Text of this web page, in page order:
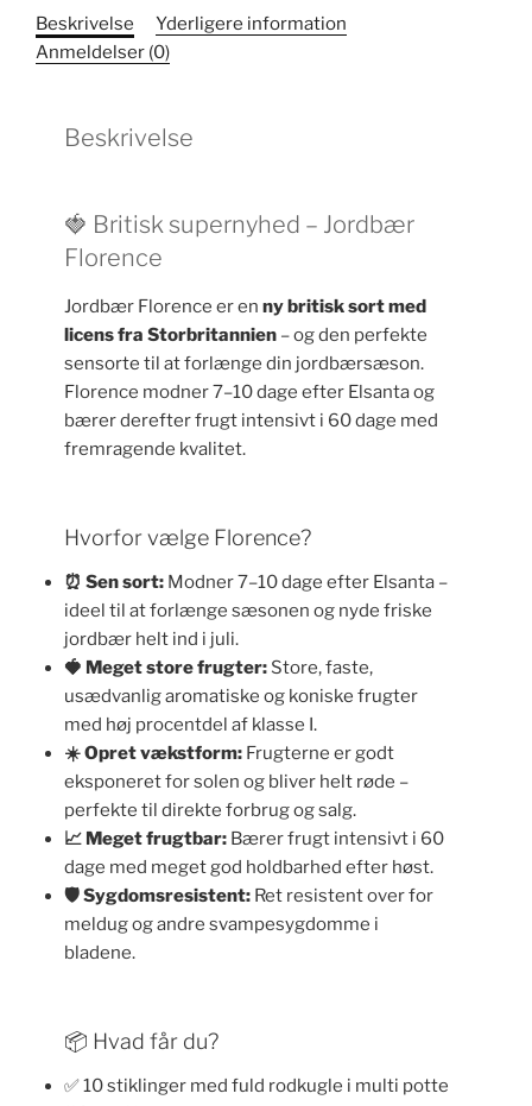
Beskrivelse
Yderligere information
Anmeldelser (0)
Beskrivelse
🍓 Britisk supernyhed – Jordbær
Florence
Jordbær Florence er en ny britisk sort med
licens fra Storbritannien – og den perfekte
sensorte til at forlænge din jordbærsæson.
Florence modner 7–10 dage efter Elsanta og
bærer derefter frugt intensivt i 60 dage med
fremragende kvalitet.
Hvorfor vælge Florence?
⏰ Sen sort: Modner 7–10 dage efter Elsanta –
ideel til at forlænge sæsonen og nyde friske
jordbær helt ind i juli.
🍓 Meget store frugter: Store, faste,
usædvanlig aromatiske og koniske frugter
med høj procentdel af klasse I.
☀️ Opret vækstform: Frugterne er godt
eksponeret for solen og bliver helt røde –
perfekte til direkte forbrug og salg.
📈 Meget frugtbar: Bærer frugt intensivt i 60
dage med meget god holdbarhed efter høst.
🛡️ Sygdomsresistent: Ret resistent over for
meldug og andre svampesygdomme i
bladene.
📦 Hvad får du?
✅ 10 stiklinger med fuld rodkugle i multi potte